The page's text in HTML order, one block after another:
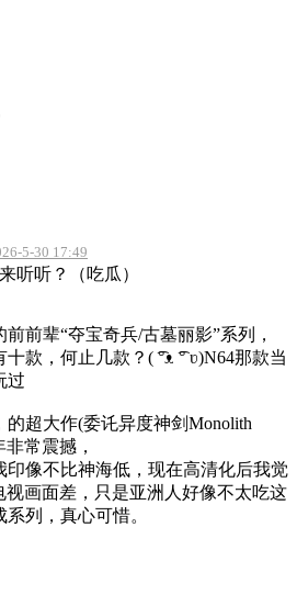
5-30 17:49
听听？（吃瓜）
前辈“夺宝奇兵/古墓丽影”系列，
款，何止几款？(⁠ ͡⁠°⁠ᴥ⁠ ͡⁠°⁠ ⁠ʋ⁠)N64那款当
过
的超大作(委讬异度神剑Monolith
常震撼，
印像不比神海低，现在高清化后我觉
视画面差，只是亚洲人好像不太吃这
列，真心可惜。